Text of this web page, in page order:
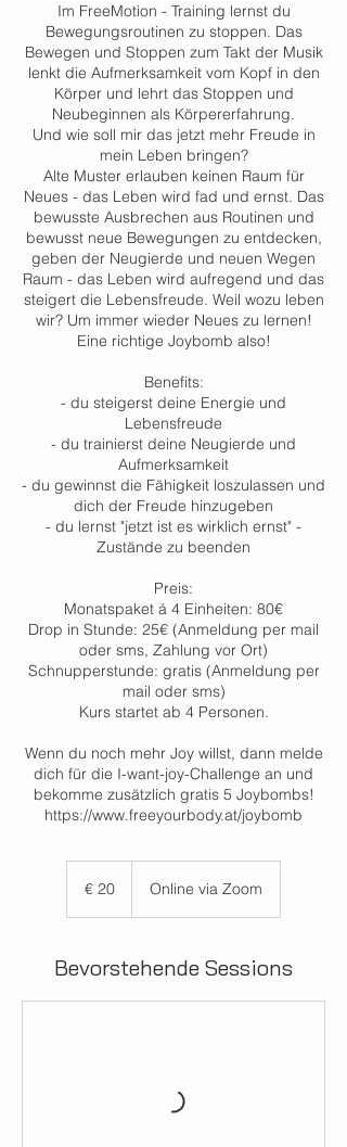
Im FreeMotion - Training lernst du
Bewegungsroutinen zu stoppen. Das
Bewegen und Stoppen zum Takt der Musik
lenkt die Aufmerksamkeit vom Kopf in den
Körper und lehrt das Stoppen und
Neubeginnen als Körpererfahrung.
Und wie soll mir das jetzt mehr Freude in
mein Leben bringen?
Alte Muster erlauben keinen Raum für
Neues - das Leben wird fad und ernst. Das
bewusste Ausbrechen aus Routinen und
bewusst neue Bewegungen zu entdecken,
geben der Neugierde und neuen Wegen
Raum - das Leben wird aufregend und das
steigert die Lebensfreude. Weil wozu leben
wir? Um immer wieder Neues zu lernen!
Eine richtige Joybomb also!
Benefits:
- du steigerst deine Energie und
Lebensfreude
- du trainierst deine Neugierde und
Aufmerksamkeit
- du gewinnst die Fähigkeit loszulassen und
dich der Freude hinzugeben
- du lernst "jetzt ist es wirklich ernst" -
Zustände zu beenden
Preis:
Monatspaket á 4 Einheiten: 80€
Drop in Stunde: 25€ (Anmeldung per mail
oder sms, Zahlung vor Ort)
Schnupperstunde: gratis (Anmeldung per
mail oder sms)
Kurs startet ab 4 Personen.
Wenn du noch mehr Joy willst, dann melde
dich für die I-want-joy-Challenge an und
bekomme zusätzlich gratis 5 Joybombs!
https://www.freeyourbody.at/joybomb
€ 20 Online via Zoom
Bevorstehende Sessions